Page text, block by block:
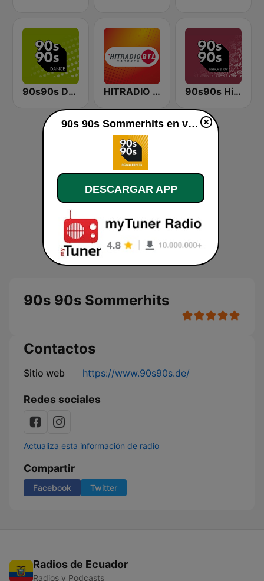
90s90s Dance HITRADIO RTL Sachsen 90s90s Hiphop & Rap
90s 90s Sommerhits
Contactos
Sitio web https://www.90s90s.de/
Redes sociales
Actualiza esta información de radio
Compartir
Facebook Twitter
Radios de Ecuador
Radios y Podcasts
90s 90s Sommerhits en vivo
DESCARGAR APP